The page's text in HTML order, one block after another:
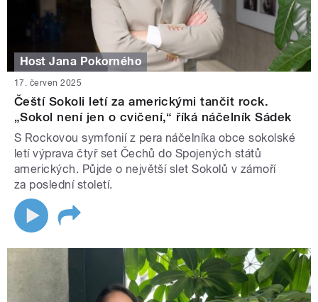
Host Jana Pokorného
17. červen 2025
Čeští Sokoli letí za americkými tančit rock.
„Sokol není jen o cvičení,“ říká náčelník Sádek
S Rockovou symfonií z pera náčelníka obce sokolské
letí výprava čtyř set Čechů do Spojených států
amerických. Půjde o největší slet Sokolů v zámoří
za poslední století.